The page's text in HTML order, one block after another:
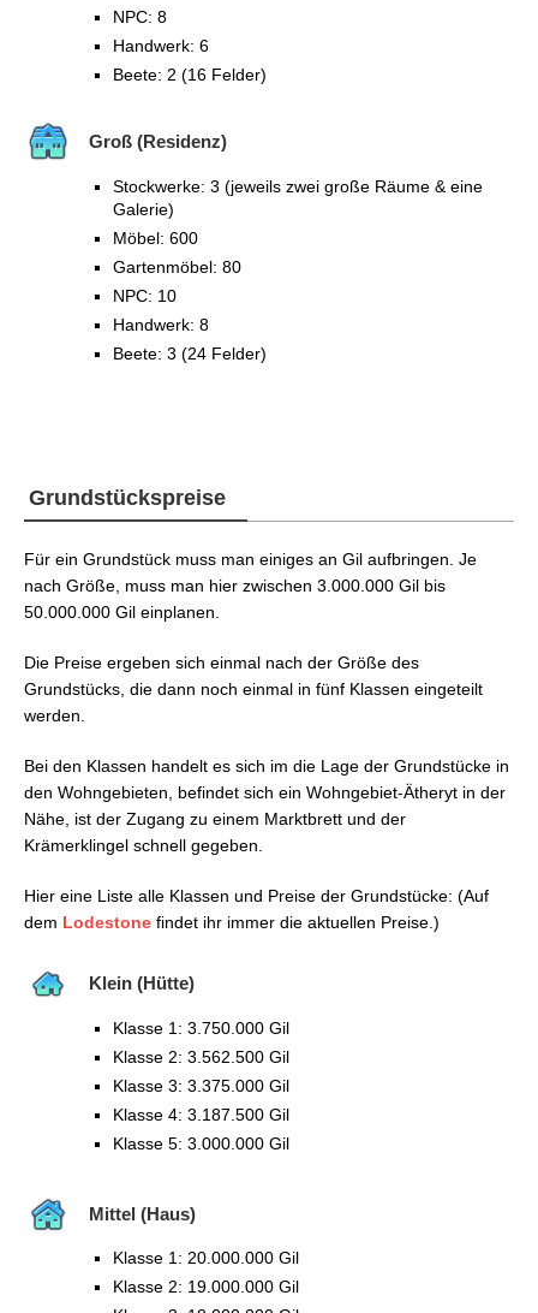
NPC: 8
Handwerk: 6
Beete: 2 (16 Felder)
Groß (Residenz)
Stockwerke: 3 (jeweils zwei große Räume & eine
Galerie)
Möbel: 600
Gartenmöbel: 80
NPC: 10
Handwerk: 8
Beete: 3 (24 Felder)
Grundstückspreise
Für ein Grundstück muss man einiges an Gil aufbringen. Je
nach Größe, muss man hier zwischen 3.000.000 Gil bis
50.000.000 Gil einplanen.
Die Preise ergeben sich einmal nach der Größe des
Grundstücks, die dann noch einmal in fünf Klassen eingeteilt
werden.
Bei den Klassen handelt es sich im die Lage der Grundstücke in
den Wohngebieten, befindet sich ein Wohngebiet-Ätheryt in der
Nähe, ist der Zugang zu einem Marktbrett und der
Krämerklingel schnell gegeben.
Hier eine Liste alle Klassen und Preise der Grundstücke: (Auf
dem Lodestone findet ihr immer die aktuellen Preise.)
Klein (Hütte)
Klasse 1: 3.750.000 Gil
Klasse 2: 3.562.500 Gil
Klasse 3: 3.375.000 Gil
Klasse 4: 3.187.500 Gil
Klasse 5: 3.000.000 Gil
Mittel (Haus)
Klasse 1: 20.000.000 Gil
Klasse 2: 19.000.000 Gil